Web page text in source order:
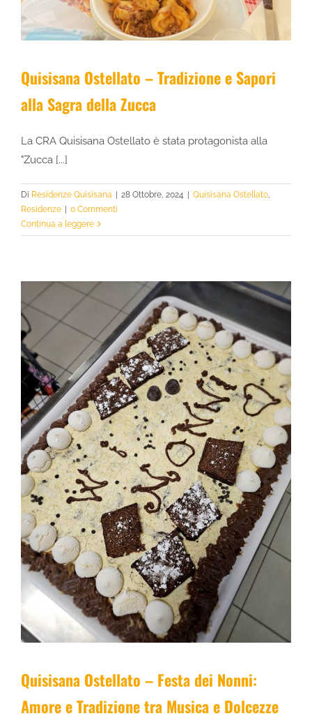
Quisisana Ostellato – Tradizione e Sapori
alla Sagra della Zucca
La CRA Quisisana Ostellato è stata protagonista alla
"Zucca [...]
Di Residenze Quisisana 28 Ottobre, 2024 Quisisana Ostellato,
Residenze
0 Commenti
Continua a leggere
Quisisana Ostellato – Festa dei Nonni:
Amore e Tradizione tra Musica e Dolcezze